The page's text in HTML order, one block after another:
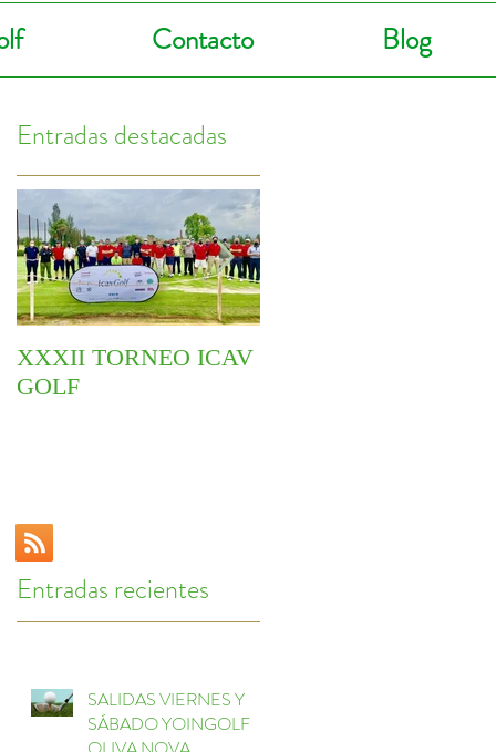
Contacto Blog
Entradas destacadas
XXXII TORNEO ICAV
GOLF
Entradas recientes
SALIDAS VIERNES Y
SÁBADO YOINGOLF